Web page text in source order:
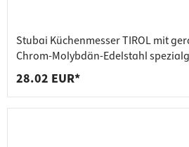
Stubai Küchenmesser TIROL mit
Chrom-Molybdän-Edelstahl
28.02 EUR*